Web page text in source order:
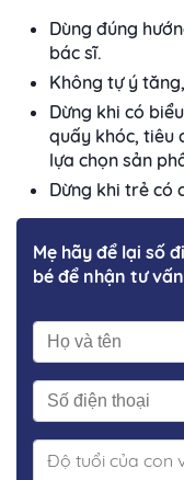
Dùng đúng
bác sĩ.
Không tự ý
Dừng khi có
quấy khóc, tiêu
lựa chọn sản
Dừng khi trẻ có
Mẹ hãy để lại số
bé để nhận tư